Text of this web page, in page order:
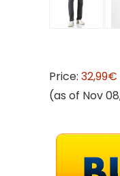
Price: 32,99€
(as of Nov